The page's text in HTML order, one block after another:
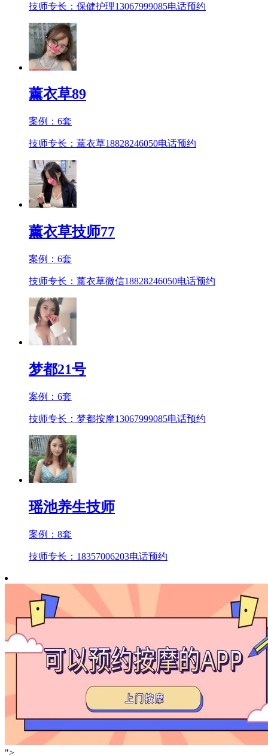
技师专长：保健护理13067999085电话预约
薰衣草89
案例： 6套
技师专长：薰衣草18828246050电话预约
薰衣草技师77
案例： 6套
技师专长：薰衣草微信18828246050电话预约
梦都21号
案例： 6套
技师专长：梦都按摩13067999085电话预约
瑶池养生技师
案例： 8套
技师专长：18357006203电话预约
">